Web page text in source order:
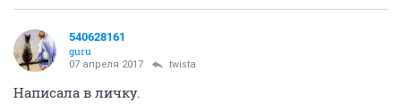
540628161
guru
07 апреля 2017 twista
Написала в личку.